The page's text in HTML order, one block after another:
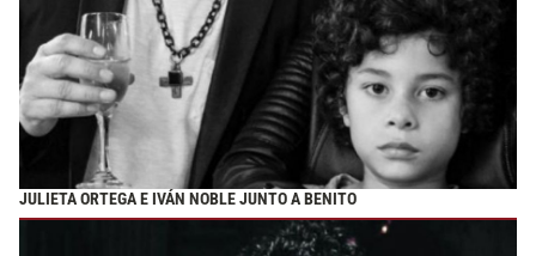
JULIETA ORTEGA E IVÁN NOBLE JUNTO A BENITO